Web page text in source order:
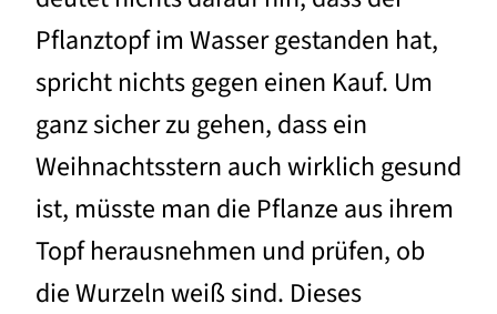
Pflanztopf im Wasser gestanden hat,
spricht nichts gegen einen Kauf. Um
ganz sicher zu gehen, dass ein
Weihnachtsstern auch wirklich gesund
ist, müsste man die Pflanze aus ihrem
Topf herausnehmen und prüfen, ob
die Wurzeln weiß sind. Dieses